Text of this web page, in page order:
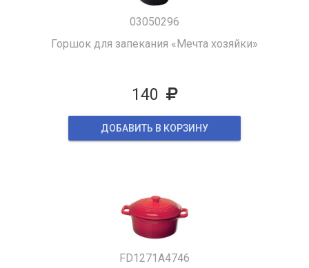
03050296
Горшок для запекания «Мечта хозяйки»
140
ДОБАВИТЬ В КОРЗИНУ
FD1271A4746